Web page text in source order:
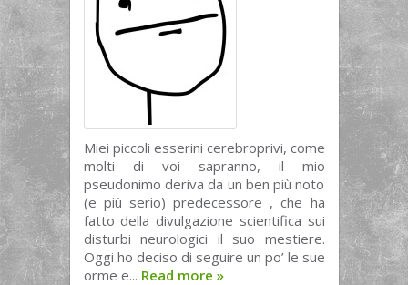
Miei piccoli esserini cerebroprivi, come
molti di voi sapranno, il mio
pseudonimo deriva da un ben più noto
(e più serio) predecessore , che ha
fatto della divulgazione scientifica sui
disturbi neurologici il suo mestiere.
Oggi ho deciso di seguire un po’ le sue
orme e... Read more »